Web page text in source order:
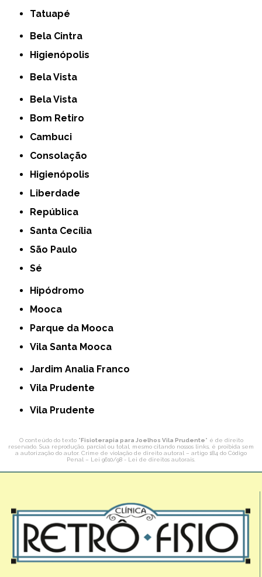
Tatuapé
Bela Cintra
Higienópolis
Bela Vista
Bela Vista
Bom Retiro
Cambuci
Consolação
Higienópolis
Liberdade
República
Santa Cecília
São Paulo
Sé
Hipódromo
Mooca
Parque da Mooca
Vila Santa Mooca
Jardim Analia Franco
Vila Prudente
Vila Prudente
O conteúdo do texto "Fisioterapia para Joelhos Vila Prudente" é de direito
reservado. Sua reprodução, parcial ou total, mesmo citando nossos links, é proibida sem
a autorização do autor. Crime de violação de direito autoral – artigo 184 do Código
Penal – Lei 9610/98 - Lei de direitos autorais